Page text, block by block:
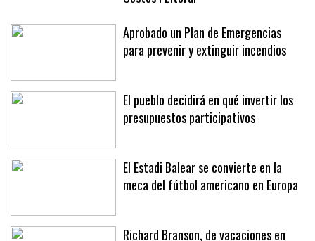
Ferrer como director general de
Costes i Litoral
Aprobado un Plan de Emergencias
El pueblo decidirá en qué invertir los
El Estadi Balear se convierte en la